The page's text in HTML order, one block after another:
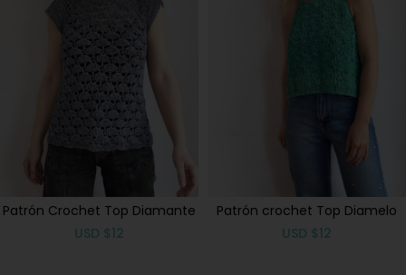
Patrón Crochet Top Diamante
USD $12
Patrón crochet Top Diamelo
USD $12